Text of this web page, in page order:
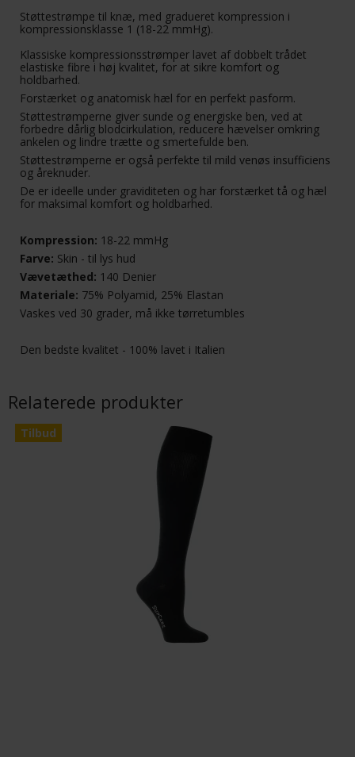
Støttestrømpe til knæ, med gradueret kompression i
kompressionsklasse 1 (18-22 mmHg).
Klassiske kompressionsstrømper lavet af dobbelt trådet
elastiske fibre i høj kvalitet, for at sikre komfort og
holdbarhed.
Forstærket og anatomisk hæl for en perfekt pasform.
Støttestrømperne giver sunde og energiske ben, ved at
forbedre dårlig blodcirkulation, reducere hævelser omkring
ankelen og lindre trætte og smertefulde ben.
Støttestrømperne er også perfekte til mild venøs insufficiens
og åreknuder.
De er ideelle under graviditeten og har forstærket tå og hæl
for maksimal komfort og holdbarhed.
Kompression: 18-22 mmHg
Farve: Skin - til lys hud
Vævetæthed: 140 Denier
Materiale: 75% Polyamid, 25% Elastan
Vaskes ved 30 grader, må ikke tørretumbles
Den bedste kvalitet - 100% lavet i Italien
Relaterede produkter
Tilbud